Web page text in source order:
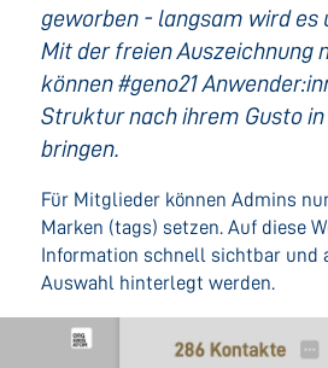
geworben - langsam wird es
Mit der freien Auszeichnung
können #geno21
Struktur nach ihrem Gusto
bringen.
Für Mitglieder können Admins
Marken (tags) setzen. Auf diese
Information schnell sichtbar und
Auswahl hinterlegt werden.